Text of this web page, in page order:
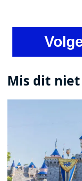
Mis dit niet